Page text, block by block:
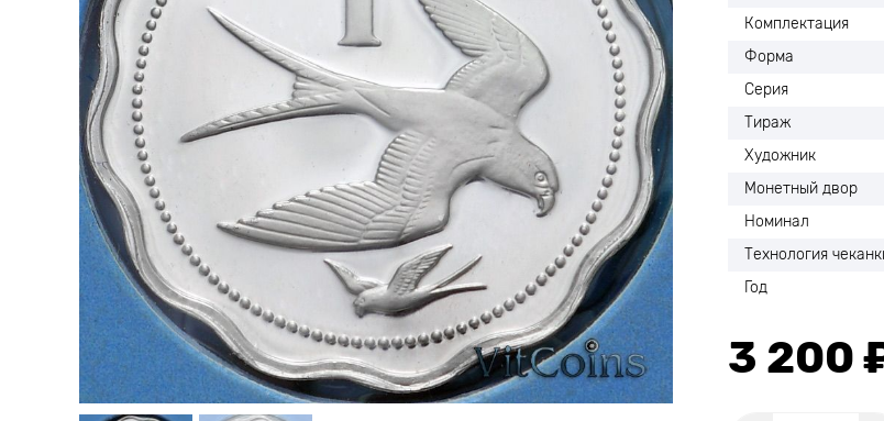
Комплектация
Форма
Серия
Тираж
Художник
Монетный двор
Номинал
Технология
Год
3 200